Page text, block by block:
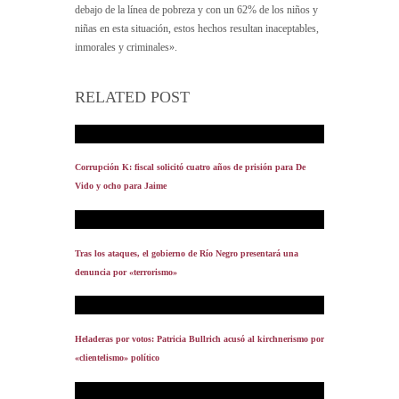
debajo de la línea de pobreza y con un 62% de los niños y
niñas en esta situación, estos hechos resultan inaceptables,
inmorales y criminales».
RELATED POST
Corrupción K: fiscal solicitó cuatro años de prisión para De
Vido y ocho para Jaime
Tras los ataques, el gobierno de Río Negro presentará una
denuncia por «terrorismo»
Heladeras por votos: Patricia Bullrich acusó al kirchnerismo por
«clientelismo» político